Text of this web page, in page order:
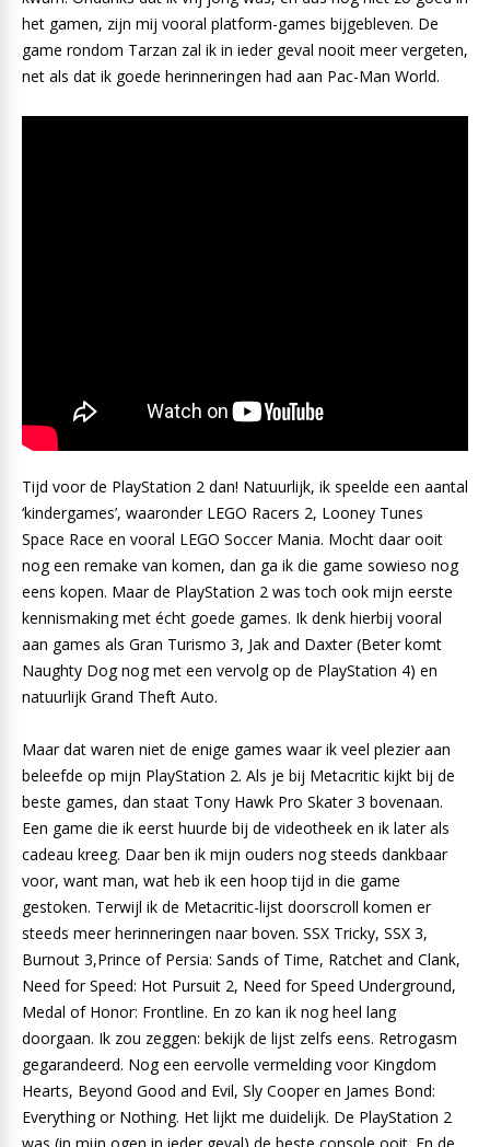
het gamen, zijn mij vooral platform-games bijgebleven. De
game rondom Tarzan zal ik in ieder geval nooit meer vergeten,
net als dat ik goede herinneringen had aan Pac-Man World.
Tijd voor de PlayStation 2 dan! Natuurlijk, ik speelde een aantal
‘kindergames’, waaronder LEGO Racers 2, Looney Tunes
Space Race en vooral LEGO Soccer Mania. Mocht daar ooit
nog een remake van komen, dan ga ik die game sowieso nog
eens kopen. Maar de PlayStation 2 was toch ook mijn eerste
kennismaking met écht goede games. Ik denk hierbij vooral
aan games als Gran Turismo 3, Jak and Daxter (Beter komt
Naughty Dog nog met een vervolg op de PlayStation 4) en
natuurlijk Grand Theft Auto.
Maar dat waren niet de enige games waar ik veel plezier aan
beleefde op mijn PlayStation 2. Als je bij Metacritic kijkt bij de
beste games, dan staat Tony Hawk Pro Skater 3 bovenaan.
Een game die ik eerst huurde bij de videotheek en ik later als
cadeau kreeg. Daar ben ik mijn ouders nog steeds dankbaar
voor, want man, wat heb ik een hoop tijd in die game
gestoken. Terwijl ik de Metacritic-lijst doorscroll komen er
steeds meer herinneringen naar boven. SSX Tricky, SSX 3,
Burnout 3,Prince of Persia: Sands of Time, Ratchet and Clank,
Need for Speed: Hot Pursuit 2, Need for Speed Underground,
Medal of Honor: Frontline. En zo kan ik nog heel lang
doorgaan. Ik zou zeggen: bekijk de lijst zelfs eens. Retrogasm
gegarandeerd. Nog een eervolle vermelding voor Kingdom
Hearts, Beyond Good and Evil, Sly Cooper en James Bond:
Everything or Nothing. Het lijkt me duidelijk. De PlayStation 2